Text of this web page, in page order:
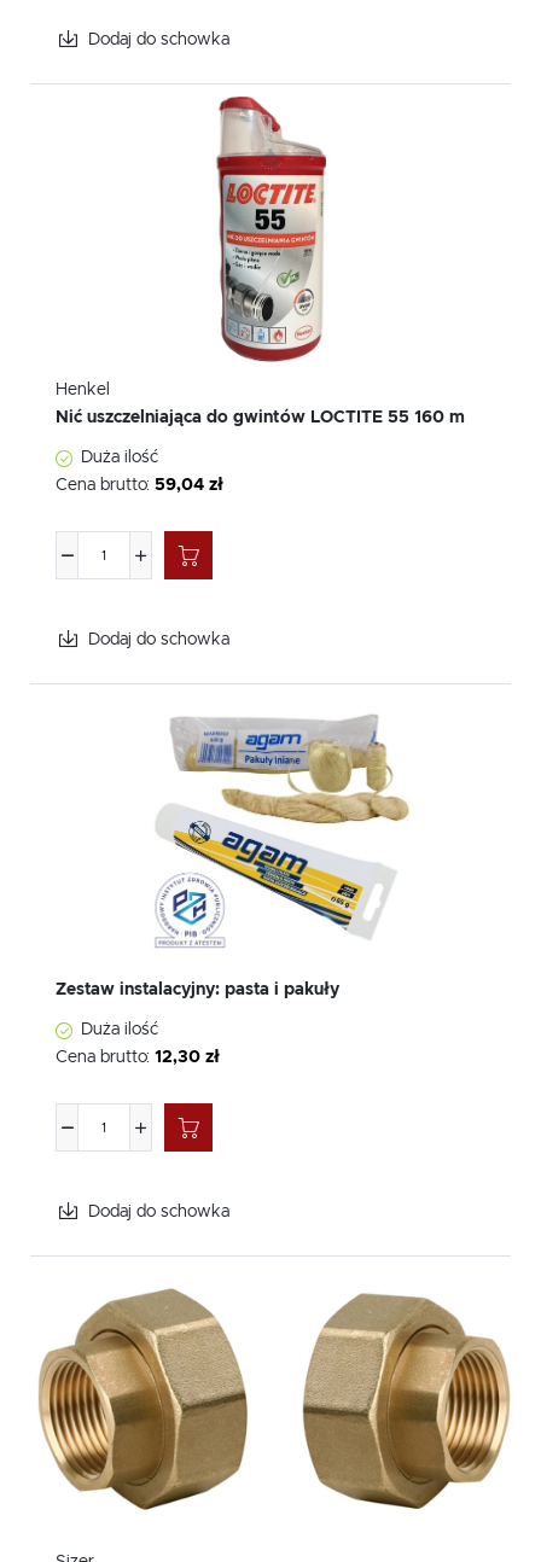
Dodaj do schowka
Henkel
Nić uszczelniająca do gwintów LOCTITE 55 160 m
Duża ilość
Cena brutto: 59,04 zł
Dodaj do schowka
Zestaw instalacyjny: pasta i pakuły
Duża ilość
Cena brutto: 12,30 zł
Dodaj do schowka